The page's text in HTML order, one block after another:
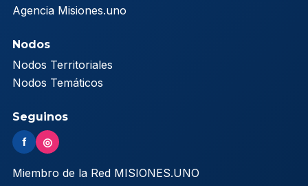
Agencia Misiones.uno
Nodos
Nodos Territoriales
Nodos Temáticos
Seguinos
f ◎
Miembro de la Red MISIONES.UNO